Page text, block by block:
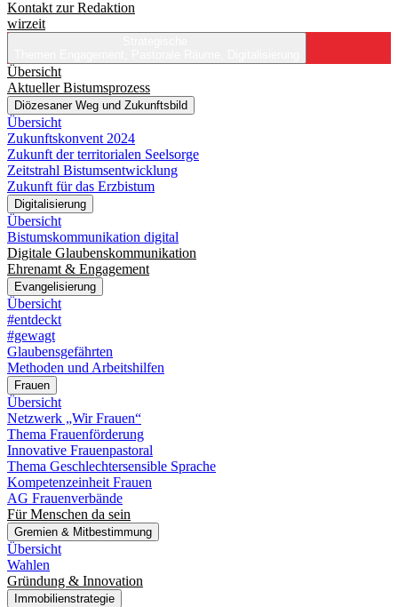
Kontakt zur Redaktion
wirzeit
Übersicht
Aktueller Bistumsprozess
Diözesaner Weg und Zukunftsbild
Übersicht
Zukunftskonvent 2024
Zukunft der territorialen Seelsorge
Zeitstrahl Bistumsentwicklung
Zukunft für das Erzbistum
Digitalisierung
Übersicht
Bistumskommunikation digital
Digitale Glaubenskommunikation
Ehrenamt & Engagement
Evangelisierung
Übersicht
#entdeckt
#gewagt
Glaubensgefährten
Methoden und Arbeitshilfen
Frauen
Übersicht
Netzwerk „Wir Frauen“
Thema Frauenförderung
Innovative Frauenpastoral
Thema Geschlechtersensible Sprache
Kompetenzeinheit Frauen
AG Frauenverbände
Für Menschen da sein
Gremien & Mitbestimmung
Übersicht
Wahlen
Gründung & Innovation
Immobilienstrategie